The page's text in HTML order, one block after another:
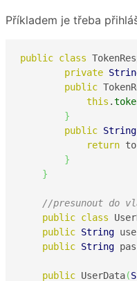
Příkladem je třeba
public class
private
public
this .
}
public String
return
}
}
//presunout do
public class
public String
public String
public UserData(